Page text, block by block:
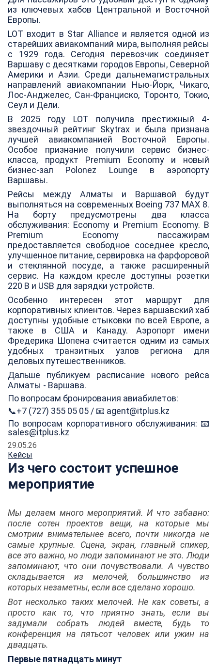
из ключевых хабов Центральной и Восточной
Европы.
LOT входит в Star Alliance и является одной из
старейших авиакомпаний мира, выполняя рейсы
с 1929 года. Сегодня перевозчик соединяет
Варшаву с десятками городов Европы, Северной
Америки и Азии. Среди дальнемагистральных
направлений авиакомпании Нью-Йорк, Чикаго,
Лос-Анджелес, Сан-Франциско, Торонто, Токио,
Сеул и Дели.
В 2025 году LOT получила престижный 4-
звездочный рейтинг Skytrax и была признана
лучшей авиакомпанией Восточной Европы.
Особое признание получили сервис бизнес-
класса, продукт Premium Economy и новый
бизнес-зал Polonez Lounge в аэропорту
Варшавы.
Рейсы между Алматы и Варшавой будут
выполняться на современных Boeing 737 MAX 8.
На борту предусмотрены два класса
обслуживания: Economy и Premium Economy. В
Premium Economy пассажирам
предоставляется свободное соседнее кресло,
улучшенное питание, сервировка на фарфоровой
и стеклянной посуде, а также расширенный
сервис. На каждом кресле доступны розетки
220 В и USB для зарядки устройств.
Особенно интересен этот маршрут для
корпоративных клиентов. Через варшавский хаб
доступны удобные стыковки по всей Европе, а
также в США и Канаду. Аэропорт имени
Фредерика Шопена считается одним из самых
удобных транзитных узлов региона для
деловых путешественников.
Дальше публикуем расписание нового рейса
Алматы - Варшава.
По вопросам бронирования авиабилетов:
📞+7 (727) 355 05 05 / 📧 agent@itplus.kz
По вопросам корпоративного обслуживания: 📧
sales@itplus.kz
29.05.26
Кейсы
Из чего состоит успешное
мероприятие
Мы делаем много мероприятий. И что забавно:
после сотен проектов вещи, на которые мы
смотрим внимательнее всего, почти никогда не
самые крупные. Сцена, экран, главный спикер,
все это важно, но люди запоминают не это. Люди
запоминают, что они почувствовали. А чувство
складывается из мелочей, большинство из
которых незаметны, если все сделано хорошо.
Вот несколько таких мелочей. Не как советы, а
просто как то, что приятно знать, если вы
задумали собрать людей вместе, будь то
конференция на пятьсот человек или ужин на
двадцать.
Первые пятнадцать минут